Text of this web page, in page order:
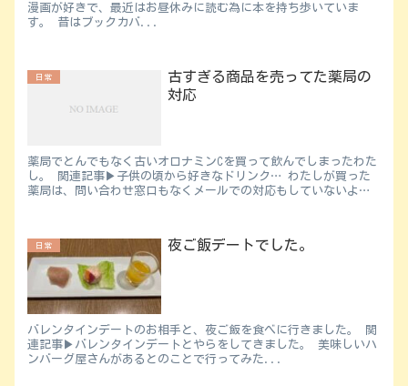
漫画が好きで、最近はお昼休みに読む為に本を持ち歩いていま
す。 昔はブックカバ...
日常
古すぎる商品を売ってた薬局の
対応
薬局でとんでもなく古いオロナミンCを買って飲んでしまったわた
し。 関連記事▶︎子供の頃から好きなドリンク… わたしが買った
薬局は、問い合わせ窓口もなくメールでの対応もしていないよう
日常 夜ご飯デートでした。
バレンタインデートのお相手と、夜ご飯を食べに行きました。 関
連記事▶︎バレンタインデートとやらをしてきました。 美味しいハ
ンバーグ屋さんがあるとのことで行ってみた...